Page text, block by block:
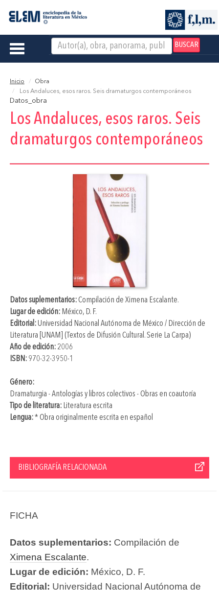
BUSCAR
Toggle
Inicio
Obra
Los Andaluces, esos raros. Seis dramaturgos contemporáneos
Datos_obra
Los Andaluces, esos raros. Seis
dramaturgos contemporáneos
Datos suplementarios:Compilación de Ximena Escalante.
Lugar de edición: México, D. F.
Editorial:Universidad Nacional Autónoma de México / Dirección de
Literatura [UNAM] (Textos de Difusión Cultural. Serie La Carpa)
Año de edición: 2006
ISBN: 970-32-3950-1
Género:
Dramaturgia - Antologías y libros colectivos - Obras en coautoría
Tipo de literatura: Literatura escrita
Lengua:* Obra originalmente escrita en español
BIBLIOGRAFÍA RELACIONADA
FICHA
Datos suplementarios: Compilación de
Ximena Escalante.
Lugar de edición: México, D. F.
Editorial: Universidad Nacional Autónoma de